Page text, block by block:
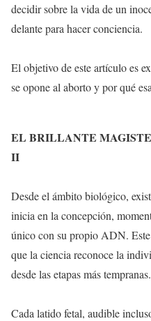
decidir sobre la vida de un
delante para hacer conciencia.
El objetivo de este artículo es
se opone al aborto y por qué
EL BRILLANTE
II
Desde el ámbito biológico,
inicia en la concepción,
único con su propio ADN.
que la ciencia reconoce la
desde las etapas más tempranas.
Cada latido fetal, audible